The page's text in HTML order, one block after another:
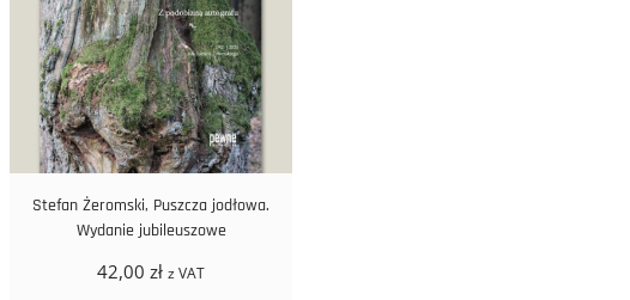
Stefan Żeromski, Puszcza jodłowa.
Wydanie jubileuszowe
42,00 zł z VAT